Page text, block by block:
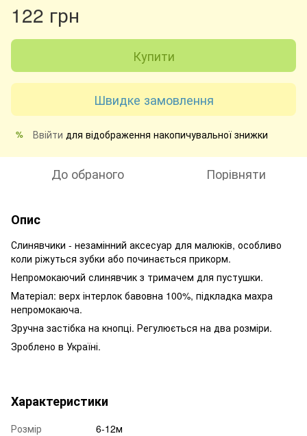
122 грн
Купити
Швидке замовлення
% Ввійти для відображення накопичувальної знижки
До обраного Порівняти
Опис
Слинявчики - незамінний аксесуар для малюків, особливо
коли ріжуться зубки або починається прикорм.
Непромокаючий слинявчик з тримачем для пустушки.
Матеріал: верх інтерлок бавовна 100%, підкладка махра
непромокаюча.
Зручна застібка на кнопці. Регулюється на два розміри.
Зроблено в Україні.
Характеристики
Розмір
6-12м